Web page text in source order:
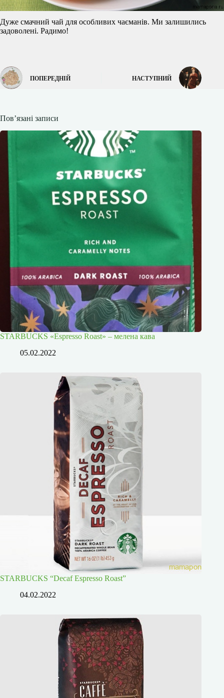
Дуже смачний чай для особливих чаєманів. Ми залишились
задоволені. Радимо!
ПОПЕРЕДНІЙ НАСТУПНИЙ
Пов’язані записи
STARBUCKS «Espresso Roast» – мелена кава
05.02.2022
STARBUCKS “Decaf Espresso Roast”
04.02.2022